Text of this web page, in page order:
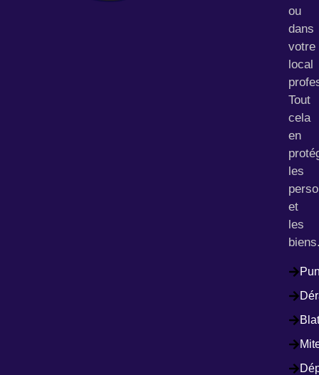
ou
dans
votre
local
Tout
cela
en
les
et
les